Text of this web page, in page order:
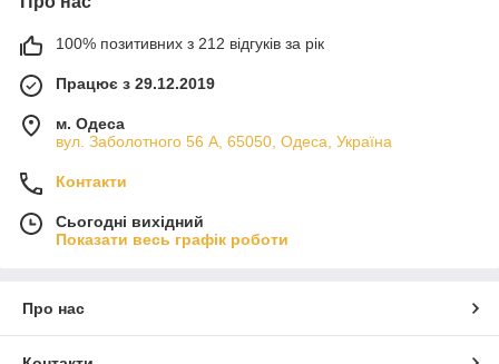
100% позитивних з 212 відгуків за рік
Працює з 29.12.2019
м. Одеса
вул. Заболотного 56 А, 65050, Одеса, Україна
Контакти
Сьогодні вихідний
Показати весь графік роботи
Про нас